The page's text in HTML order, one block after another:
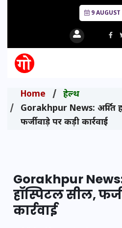
9 AUGUST
Home
हेल्थ
Gorakhpur News: अर्पित
फर्जीवाड़े पर कड़ी कार्रवाई
Gorakhpur
हॉस्पिटल सील,
कार्रवाई